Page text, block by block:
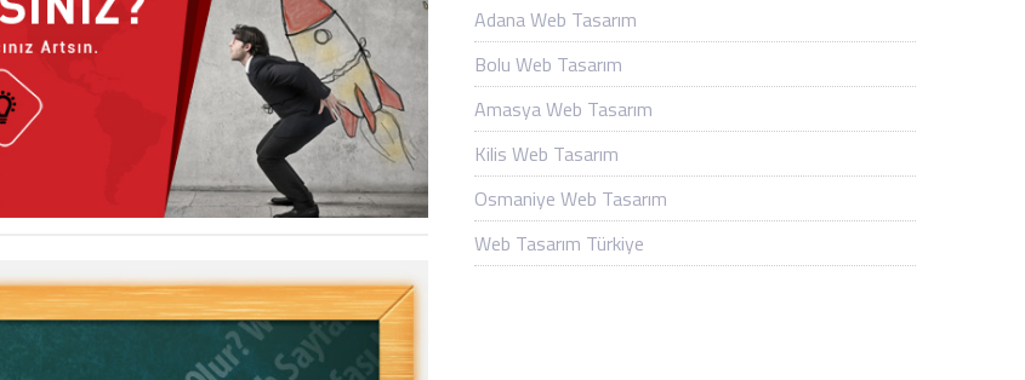
Adana Web Tasarım
Bolu Web Tasarım
Amasya Web Tasarım
Kilis Web Tasarım
Osmaniye Web Tasarım
Web Tasarım Türkiye